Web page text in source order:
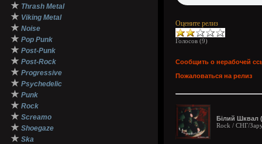
★ Thrash Metal
★ Viking Metal
★ Noise
★ Pop Punk
★ Post-Punk
★ Post-Rock
★ Progressive
★ Psychedelic
★ Punk
★ Rock
★ Screamo
★ Shoegaze
★ Ska
Оцените релиз
Голосов (9)
Сообщить о нерабочей
Пожаловаться на релиз
Білий Шквал
Rock / СНГ/